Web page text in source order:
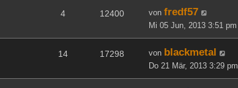
4 12400 von fredf57
Mi 05 Jun, 2013 3:51 pm
14 17298 von blackmetal
Do 21 Mär, 2013 3:29 pm